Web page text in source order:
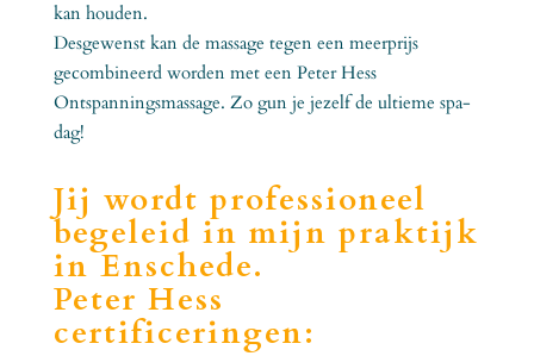
kan houden.
Desgewenst kan de massage tegen een meerprijs
gecombineerd worden met een Peter Hess
Ontspanningsmassage. Zo gun je jezelf de ultieme spa-
dag!
Jij wordt professioneel
begeleid in mijn praktijk
in Enschede.
Peter Hess
certificeringen: